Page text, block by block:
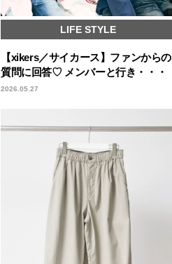
LIFE STYLE
【xikers／サイカース】ファンからの
質問に回答♡ メンバーと行き・・・
2026.05.27